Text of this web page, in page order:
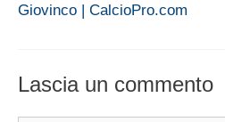
Giovinco | CalcioPro.com
Lascia un commento